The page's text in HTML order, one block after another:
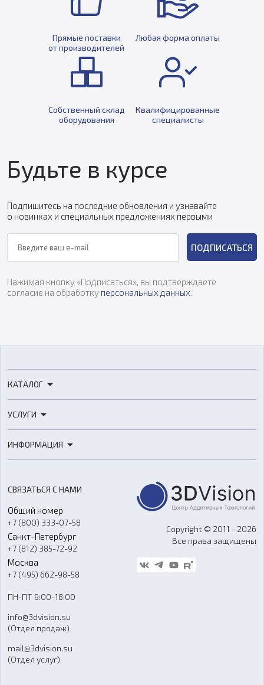
Прямые поставки
от производителей
Любая форма оплаты
Собственный склад
оборудования
Квалифицированные
специалисты
Будьте в курсе
Подпишитесь на последние обновления и узнавайте
о новинках и специальных предложениях первыми
ПОДПИСАТЬСЯ
Нажимая кнопку «Подписаться», вы подтверждаете
согласие на обработку персональных данных.
КАТАЛОГ
3D-сканеры
Расходные материалы
Оборудование и материалы для вакуумного литья
Аксессуары и прочее оборудование
Программное обеспечение
УСЛУГИ
3D-моделирование
Ремонт и услуги
ИНФОРМАЦИЯ
О компании
Контакты
Гос. закупки
Стать дилером
Блог
FAQ
СВЯЗАТЬСЯ С НАМИ
Общий номер
+7 (800) 333-07-58
Санкт-Петербург
+7 (812) 385-72-92
Москва
+7 (495) 662-98-58
ПН-ПТ 9:00-18:00
info@3dvision.su
(Отдел продаж)
mail@3dvision.su
(Отдел услуг)
Copyright © 2011 - 2026
Все права защищены